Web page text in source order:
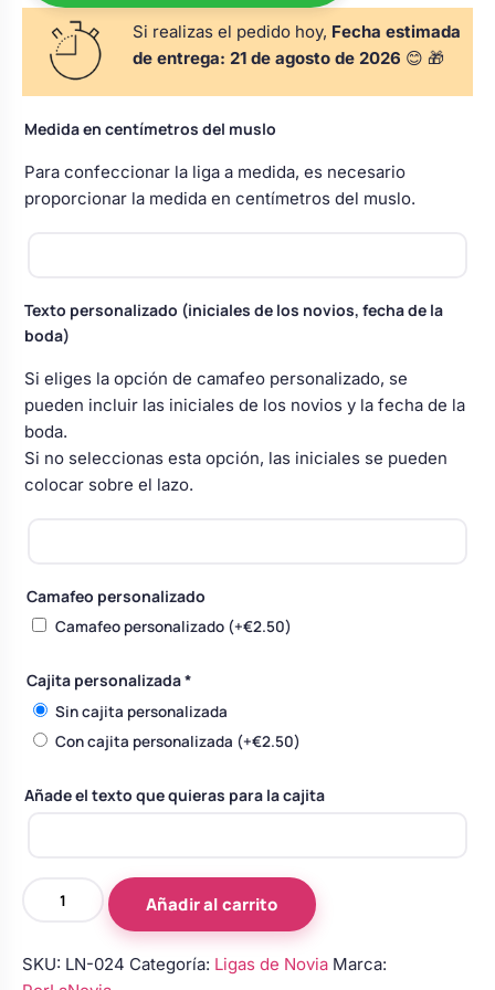
para arras
porta alianzas
damas de honor
floral coche
Perchas de comunión
personalizadas
Rasca y Gana para Comunión:
Sorpresas y Diversión
Detalles de comunión para invitados
Bolsos personalizados
Neceseres personalizados
Otros regalos
Si realizas el pedido hoy, Fecha estimada
de entrega: 21 de agosto de 2026 😊 🎁
Medida en centímetros del muslo
Para confeccionar la liga a medida, es necesario
proporcionar la medida en centímetros del muslo.
Texto personalizado (iniciales de los novios, fecha de la
boda)
Si eliges la opción de camafeo personalizado, se
pueden incluir las iniciales de los novios y la fecha de la
boda.
Si no seleccionas esta opción, las iniciales se pueden
colocar sobre el lazo.
Camafeo personalizado
Camafeo personalizado (+€2.50)
Cajita personalizada*
Sin cajita personalizada
Con cajita personalizada (+€2.50)
Añade el texto que quieras para la cajita
lazo
Añadir al carrito
SKU: LN-024 Categoría: Ligas de Novia Marca: